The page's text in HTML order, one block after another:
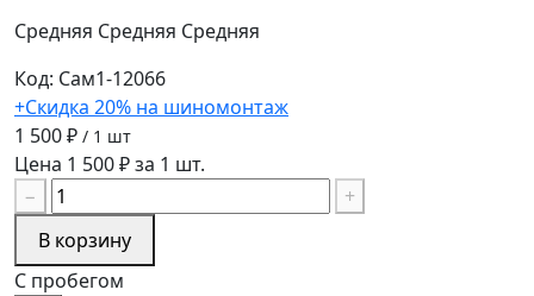
Средняя Средняя Средняя
Код: Сам1-12066
+Скидка 20% на шиномонтаж
1 500 ₽ / 1 шт
Цена 1 500 ₽ за 1 шт.
−
+
В корзину
С пробегом